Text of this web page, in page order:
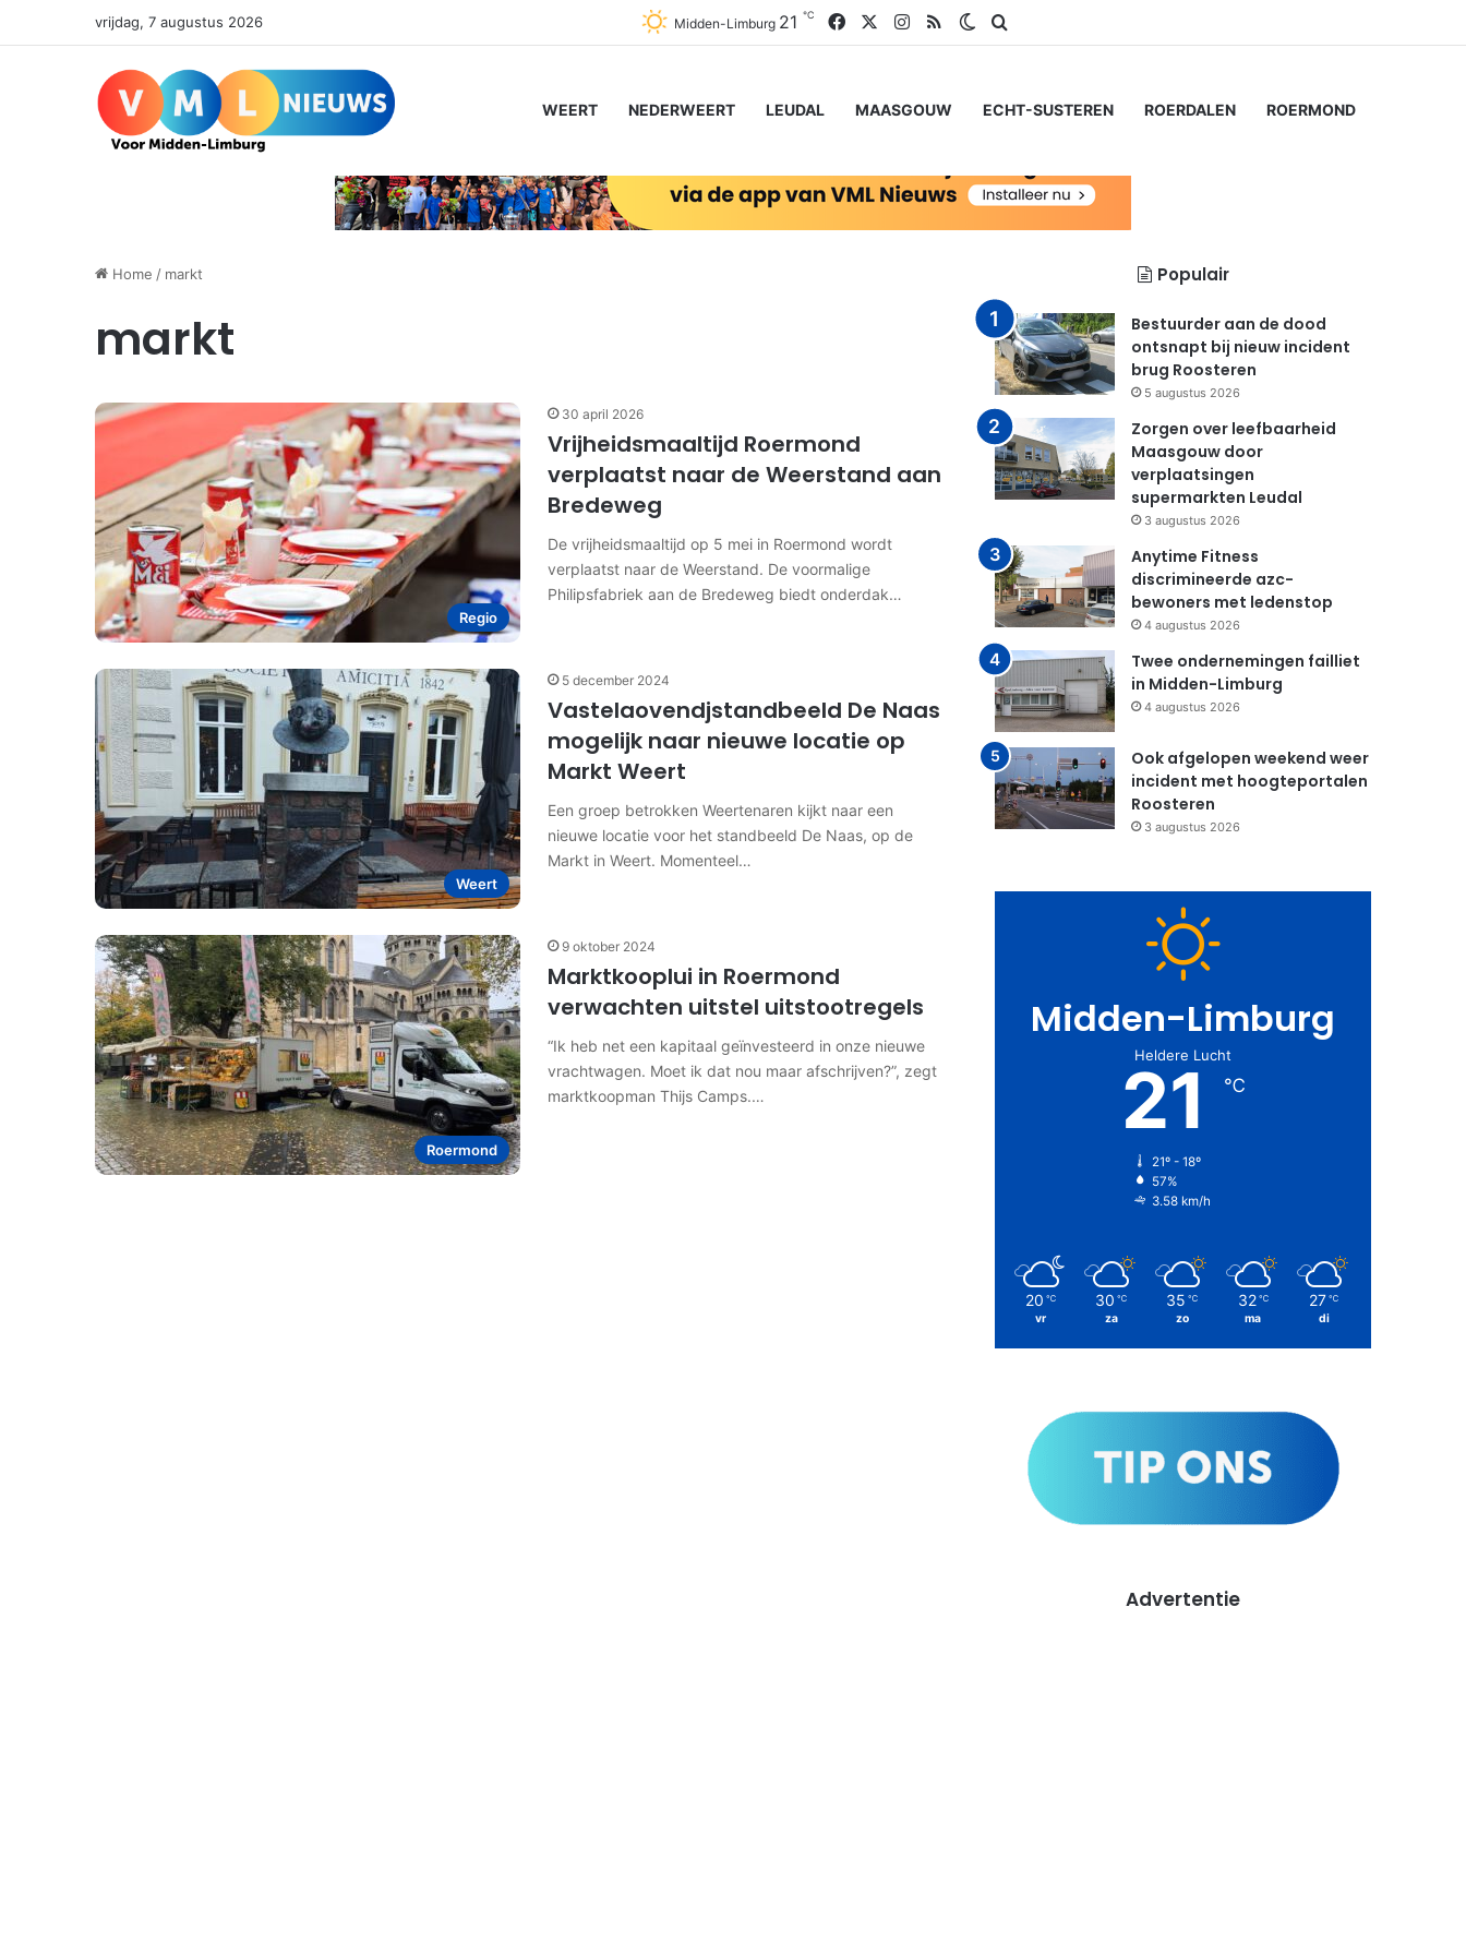
vrijdag, 7 augustus 2026 Midden-Limburg 21 ℃ FacebookInstagram
RSSSwitch skin
WEERT NEDERWEERT LEUDAL MAASGOUW ECHT-SUSTEREN ROERDALEN ROERMOND
Home / markt
markt
Regio
30 april 2026
Vrijheidsmaaltijd Roermond
verplaatst naar de Weerstand aan
Bredeweg
De vrijheidsmaaltijd op 5 mei in Roermond wordt
verplaatst naar de Weerstand. De voormalige
Philipsfabriek aan de Bredeweg biedt onderdak…
Weert
5 december 2024
Vastelaovendjstandbeeld De Naas
mogelijk naar nieuwe locatie op
Markt Weert
Een groep betrokken Weertenaren kijkt naar een
nieuwe locatie voor het standbeeld De Naas, op de
Markt in Weert. Momenteel…
Roermond
9 oktober 2024
Marktkooplui in Roermond
verwachten uitstel uitstootregels
“Ik heb net een kapitaal geïnvesteerd in onze nieuwe
vrachtwagen. Moet ik dat nou maar afschrijven?”, zegt
marktkoopman Thijs Camps.…
Populair
Bestuurder aan de dood
ontsnapt bij nieuw incident
brug Roosteren
5 augustus 2026
Zorgen over leefbaarheid
Maasgouw door
verplaatsingen
supermarkten Leudal
3 augustus 2026
Anytime Fitness
discrimineerde azc-
bewoners met ledenstop
4 augustus 2026
Twee ondernemingen failliet
in Midden-Limburg
4 augustus 2026
Ook afgelopen weekend weer
incident met hoogteportalen
Roosteren
3 augustus 2026
Midden-Limburg
Heldere Lucht
21 ℃
21º - 18º
57%
3.58 km/h
20 ℃
vr
30 ℃
za
35 ℃
zo
32 ℃
ma
27 ℃
di
Advertentie